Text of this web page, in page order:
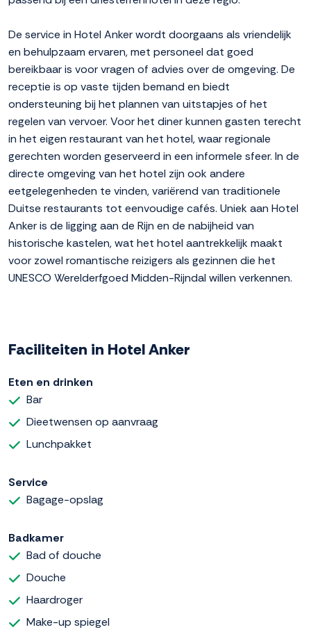
De service in Hotel Anker wordt doorgaans als vriendelijk
en behulpzaam ervaren, met personeel dat goed
bereikbaar is voor vragen of advies over de omgeving. De
receptie is op vaste tijden bemand en biedt
ondersteuning bij het plannen van uitstapjes of het
regelen van vervoer. Voor het diner kunnen gasten terecht
in het eigen restaurant van het hotel, waar regionale
gerechten worden geserveerd in een informele sfeer. In de
directe omgeving van het hotel zijn ook andere
eetgelegenheden te vinden, variërend van traditionele
Duitse restaurants tot eenvoudige cafés. Uniek aan Hotel
Anker is de ligging aan de Rijn en de nabijheid van
historische kastelen, wat het hotel aantrekkelijk maakt
voor zowel romantische reizigers als gezinnen die het
UNESCO Werelderfgoed Midden-Rijndal willen verkennen.
Faciliteiten in Hotel Anker
Eten en drinken
Bar
Dieetwensen op aanvraag
Lunchpakket
Service
Bagage-opslag
Badkamer
Bad of douche
Douche
Haardroger
Make-up spiegel